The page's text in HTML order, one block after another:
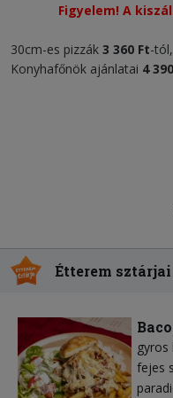
Figyelem! A
30cm-es pizzák 3 360 Ft-
Konyhafőnök ajánlatai 4
Étterem sztárjai
gyros
fejes